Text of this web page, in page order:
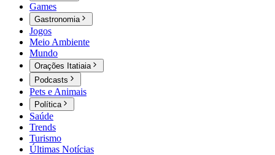
Games
Gastronomia
Jogos
Meio Ambiente
Mundo
Orações Itatiaia
Podcasts
Pets e Animais
Política
Saúde
Trends
Turismo
Últimas Notícias